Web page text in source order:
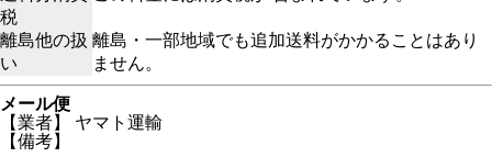
税
離島他の扱
い
離島・一部地域でも追加送料がかかることはあり
ません。
メール便
【業者】 ヤマト運輸
【備考】